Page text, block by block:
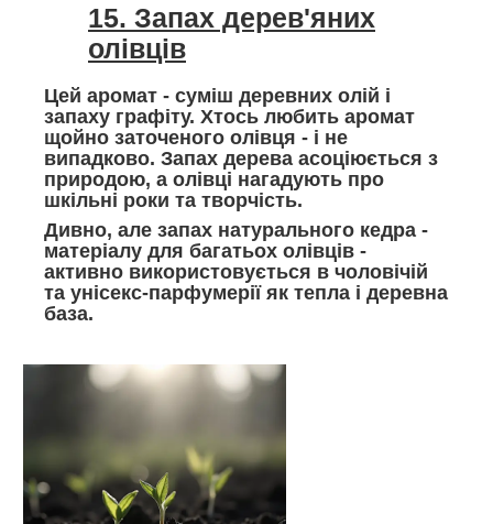
15. Запах дерев'яних
олівців
Цей аромат - суміш деревних олій і
запаху графіту. Хтось любить аромат
щойно заточеного олівця - і не
випадково. Запах дерева асоціюється з
природою, а олівці нагадують про
шкільні роки та творчість.
Дивно, але запах натурального кедра -
матеріалу для багатьох олівців -
активно використовується в чоловічій
та унісекс-парфумерії як тепла і деревна
база.